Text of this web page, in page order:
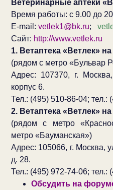
Ветеринарные аптеки
Время работы: с 9.00 до
E-mail: vetlek1@bk.ru;
Сайт: http://www.vetlek.ru
1. Ветаптека «Ветлек»
(рядом с метро «Бульвар
Адрес: 107370, г.
корпус 6.
Тел.: (495) 510-86-04; тел.:
2. Ветаптека «Ветлек»
(рядом с метро
метро «Бауманская»)
Адрес: 105066, г. Москва,
д. 28.
Тел.: (495) 972-74-06; тел.:
Обсудить на